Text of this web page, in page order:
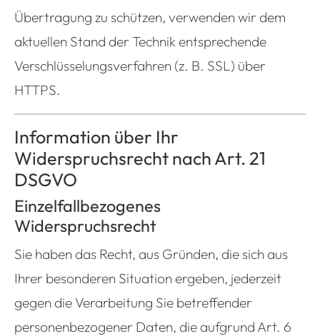
Übertragung zu schützen, verwenden wir dem
aktuellen Stand der Technik entsprechende
Verschlüsselungsverfahren (z. B. SSL) über
HTTPS.
Information über Ihr
Widerspruchsrecht nach Art. 21
DSGVO
Einzelfallbezogenes
Widerspruchsrecht
Sie haben das Recht, aus Gründen, die sich aus
Ihrer besonderen Situation ergeben, jederzeit
gegen die Verarbeitung Sie betreffender
personenbezogener Daten, die aufgrund Art. 6